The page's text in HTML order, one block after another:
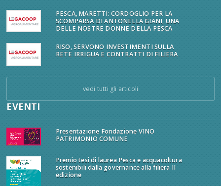
PESCA, MARETTI: CORDOGLIO PER LA
SCOMPARSA DI ANTONELLA GIANI, UNA
DELLE NOSTRE DONNE DELLA PESCA
RISO, SERVONO INVESTIMENTI SULLA
RETE IRRIGUA E CONTRATTI DI FILIERA
vedi tutti gli articoli
EVENTI
Presentazione Fondazione VINO
PATRIMONIO COMUNE
Premio tesi di laurea Pesca e acquacoltura
sostenibili dalla governance alla filiera II
edizione